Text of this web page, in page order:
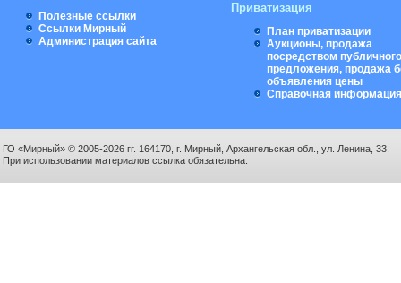
Полезные ссылки
Ссылки Мирный
Администрация сайта
Приватизация
План приватизации
Аукционы, продажа
посредством публичного
предложения, продажа
объявления цены
Справочная информация
ГО «Мирный» © 2005-2026 гг. 164170, г. Мирный, Архангельская обл., ул. Ленина, 33.
При использовании материалов ссылка обязательна.